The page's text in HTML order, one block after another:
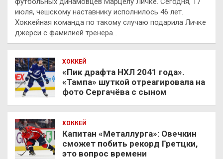
июля, чешскому наставнику исполнилось 46 лет.
Хоккейная команда по такому случаю подарила Личке
джерси с фамилией тренера…
ХОККЕЙ
«Пик драфта НХЛ 2041 года».
«Тампа» шуткой отреагировала на
фото Сергачёва с сыном
ХОККЕЙ
Капитан «Металлурга»: Овечкин
сможет побить рекорд Гретцки,
это вопрос времени